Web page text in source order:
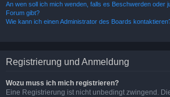
An wen soll ich mich wenden, falls es Beschwerden oder
Forum gibt?
Wie kann ich einen Administrator des Boards
Registrierung und Anmeldung
Wozu muss ich mich registrieren?
Eine Registrierung ist nicht unbedingt zwingend.